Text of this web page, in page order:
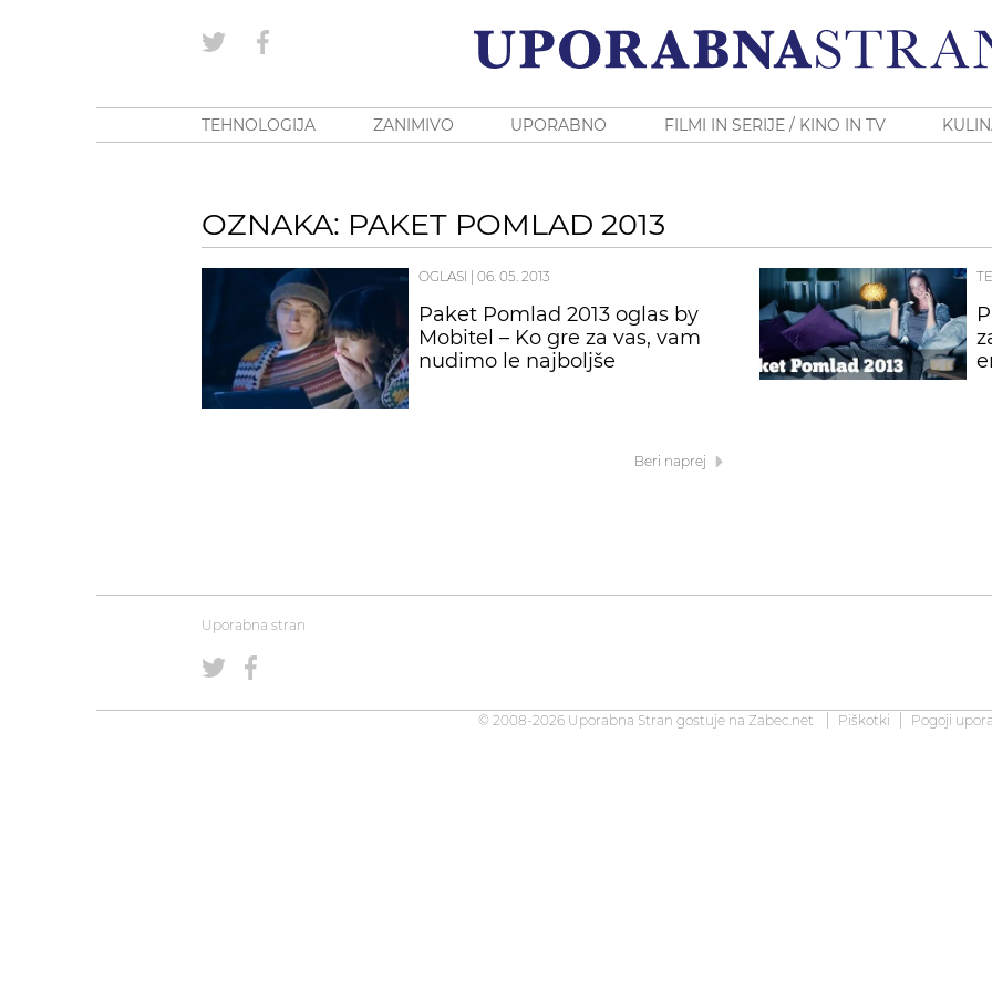
TEHNOLOGIJA ZANIMIVO UPORABNO FILMI IN SERIJE / KINO IN TV
OZNAKA: PAKET POMLAD 2013
OGLASI 06. 05. 2013
Paket Pomlad 2013 oglas by
Mobitel – Ko gre za vas, vam
nudimo le najboljše
Beri naprej
Uporabna stran
© 2008-2026 Uporabna Stran gostuje na Zabec.net Piškotki Pogoji